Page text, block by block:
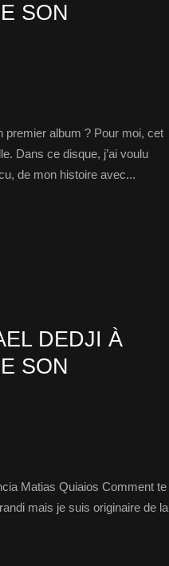
SON
premier album ? Pour moi, cet
Dans ce disque, j’ai voulu
de mon histoire avec...
DEDJI À
SON
Matias Quiaios Comment te
mais je suis originaire de la